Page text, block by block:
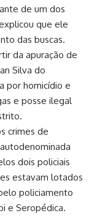
de um dos
que ele
das buscas.
da apuração de
Silva do
por homicídio e
e posse ilegal
crimes de
dois policiais
estavam lotados
policiamento
e Seropédica.